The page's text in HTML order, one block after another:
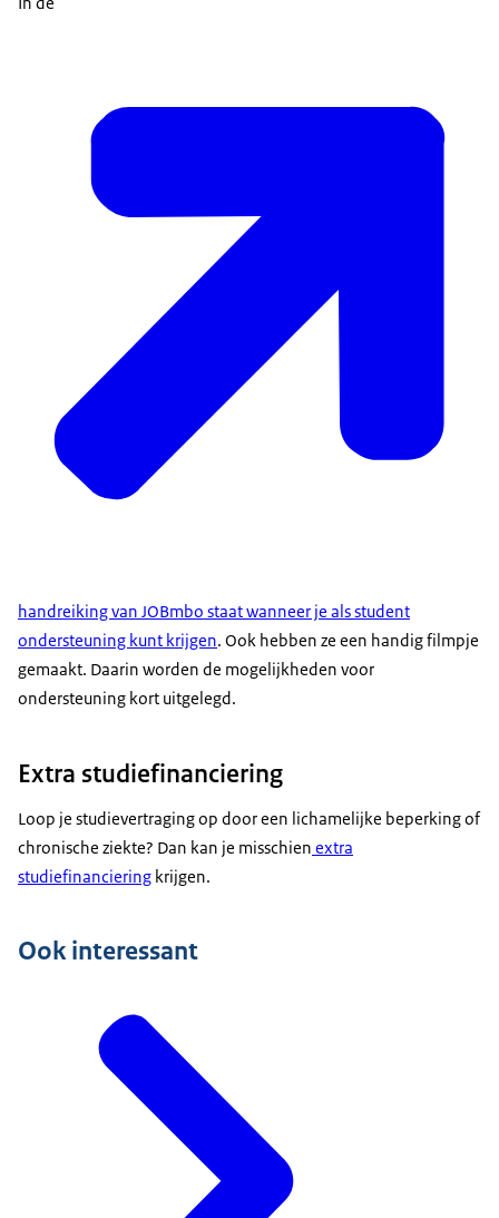
handreiking van JOBmbo staat wanneer je als student
ondersteuning kunt krijgen. Ook hebben ze een handig filmpje
gemaakt. Daarin worden de mogelijkheden voor
ondersteuning kort uitgelegd.
Extra studiefinanciering
Loop je studievertraging op door een lichamelijke beperking of
chronische ziekte? Dan kan je misschien extra
studiefinanciering krijgen.
Ook interessant